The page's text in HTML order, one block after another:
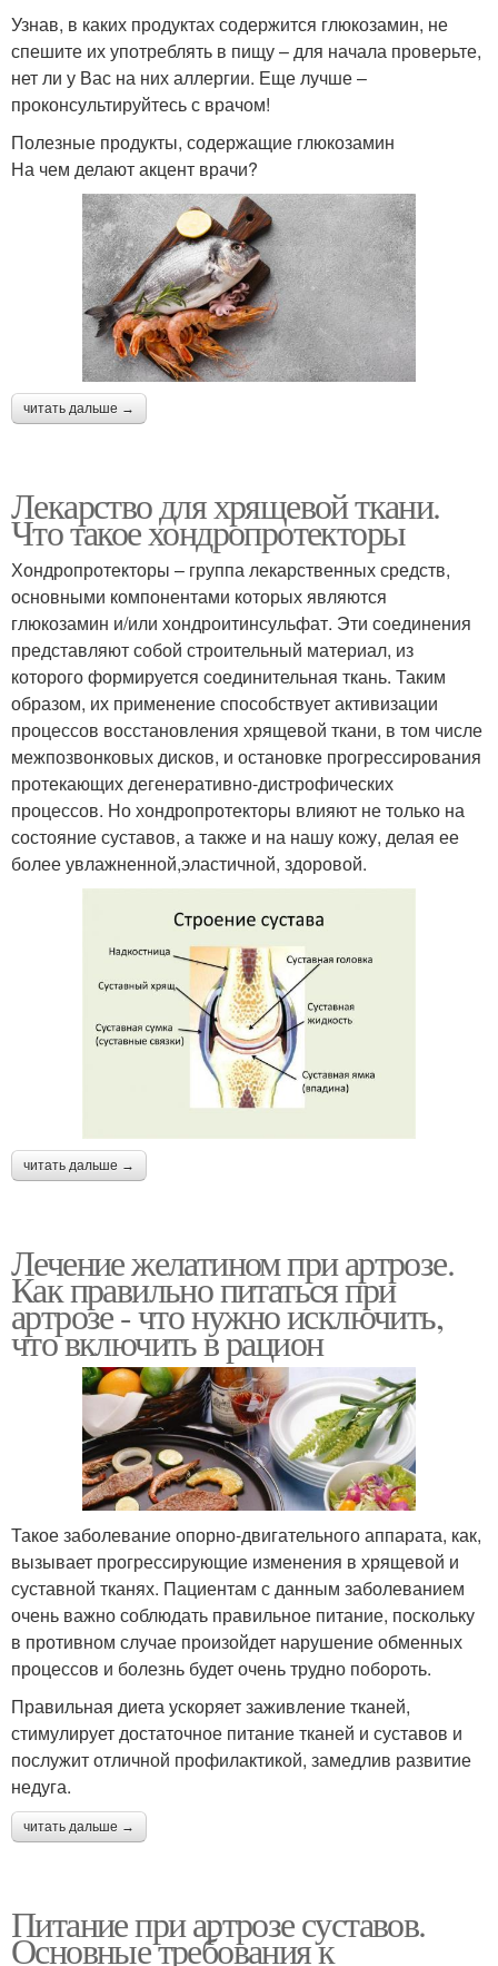
Узнав, в каких продуктах содержится глюкозамин, не
спешите их употреблять в пищу – для начала проверьте,
нет ли у Вас на них аллергии. Еще лучше –
проконсультируйтесь с врачом!
Полезные продукты, содержащие глюкозамин
На чем делают акцент врачи?
читать дальше →
Лекарство для хрящевой ткани.
Что такое хондропротекторы
Хондропротекторы – группа лекарственных средств,
основными компонентами которых являются
глюкозамин и/или хондроитинсульфат. Эти соединения
представляют собой строительный материал, из
которого формируется соединительная ткань. Таким
образом, их применение способствует активизации
процессов восстановления хрящевой ткани, в том числе
межпозвонковых дисков, и остановке прогрессирования
протекающих дегенеративно-дистрофических
процессов. Но хондропротекторы влияют не только на
состояние суставов, а также и на нашу кожу, делая ее
более увлажненной,эластичной, здоровой.
читать дальше →
Лечение желатином при артрозе.
Как правильно питаться при
артрозе - что нужно исключить,
что включить в рацион
Такое заболевание опорно-двигательного аппарата, как,
вызывает прогрессирующие изменения в хрящевой и
суставной тканях. Пациентам с данным заболеванием
очень важно соблюдать правильное питание, поскольку
в противном случае произойдет нарушение обменных
процессов и болезнь будет очень трудно побороть.
Правильная диета ускоряет заживление тканей,
стимулирует достаточное питание тканей и суставов и
послужит отличной профилактикой, замедлив развитие
недуга.
читать дальше →
Питание при артрозе суставов.
Основные требования к